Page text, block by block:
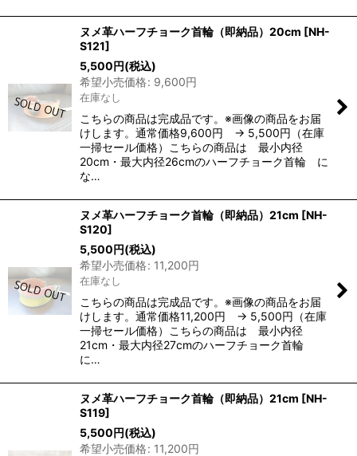
ヌメ革ハーフチョーク首輪（即納品）20cm [NH-
S121]
5,500円(税込)
希望小売価格: 9,600円
在庫なし
こちらの商品は完成品です。※画像の商品をお届
けします。通常価格9,600円 → 5,500円（在庫
一掃セール価格）こちらの商品は 最小内径
20cm・最大内径26cmのハーフチョーク首輪 に
な…
ヌメ革ハーフチョーク首輪（即納品）21cm [NH-
S120]
5,500円(税込)
希望小売価格: 11,200円
在庫なし
こちらの商品は完成品です。※画像の商品をお届
けします。通常価格11,200円 → 5,500円（在庫
一掃セール価格）こちらの商品は 最小内径
21cm・最大内径27cmのハーフチョーク首輪
に…
ヌメ革ハーフチョーク首輪（即納品）21cm [NH-
S119]
5,500円(税込)
希望小売価格: 11,200円